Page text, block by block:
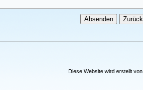
Diese Website wird erstellt von